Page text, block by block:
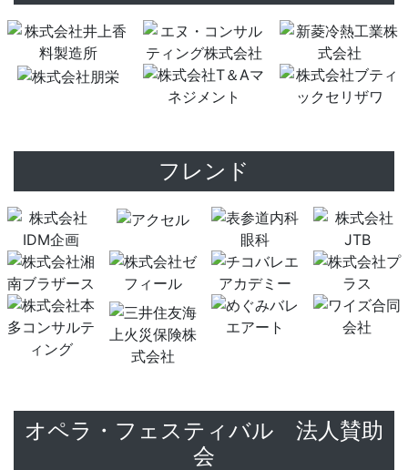
フレンド
オペラ・フェスティバル 法人賛助
会